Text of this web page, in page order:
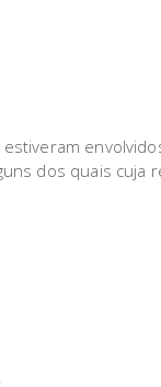
dos quais cuja